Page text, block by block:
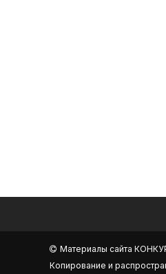
Материалы сайта
Копирование и